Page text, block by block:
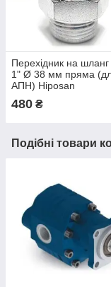
Перехідник на
1" Ø 38 мм пряма
АПН) Hiposan
480 ₴
Подібні товари